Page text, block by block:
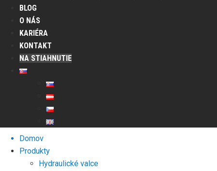
BLOG
O NÁS
KARIÉRA
KONTAKT
NA STIAHNUTIE
Domov
Produkty
Hydraulické valce